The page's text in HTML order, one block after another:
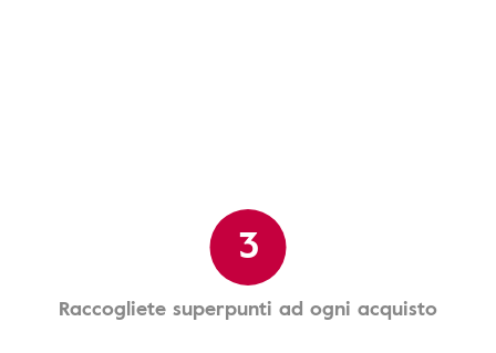
3
Raccogliete superpunti ad ogni acquisto